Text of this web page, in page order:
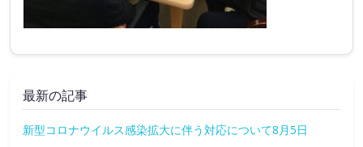
最新の記事
新型コロナウイルス感染拡大に伴う対応について8月5日